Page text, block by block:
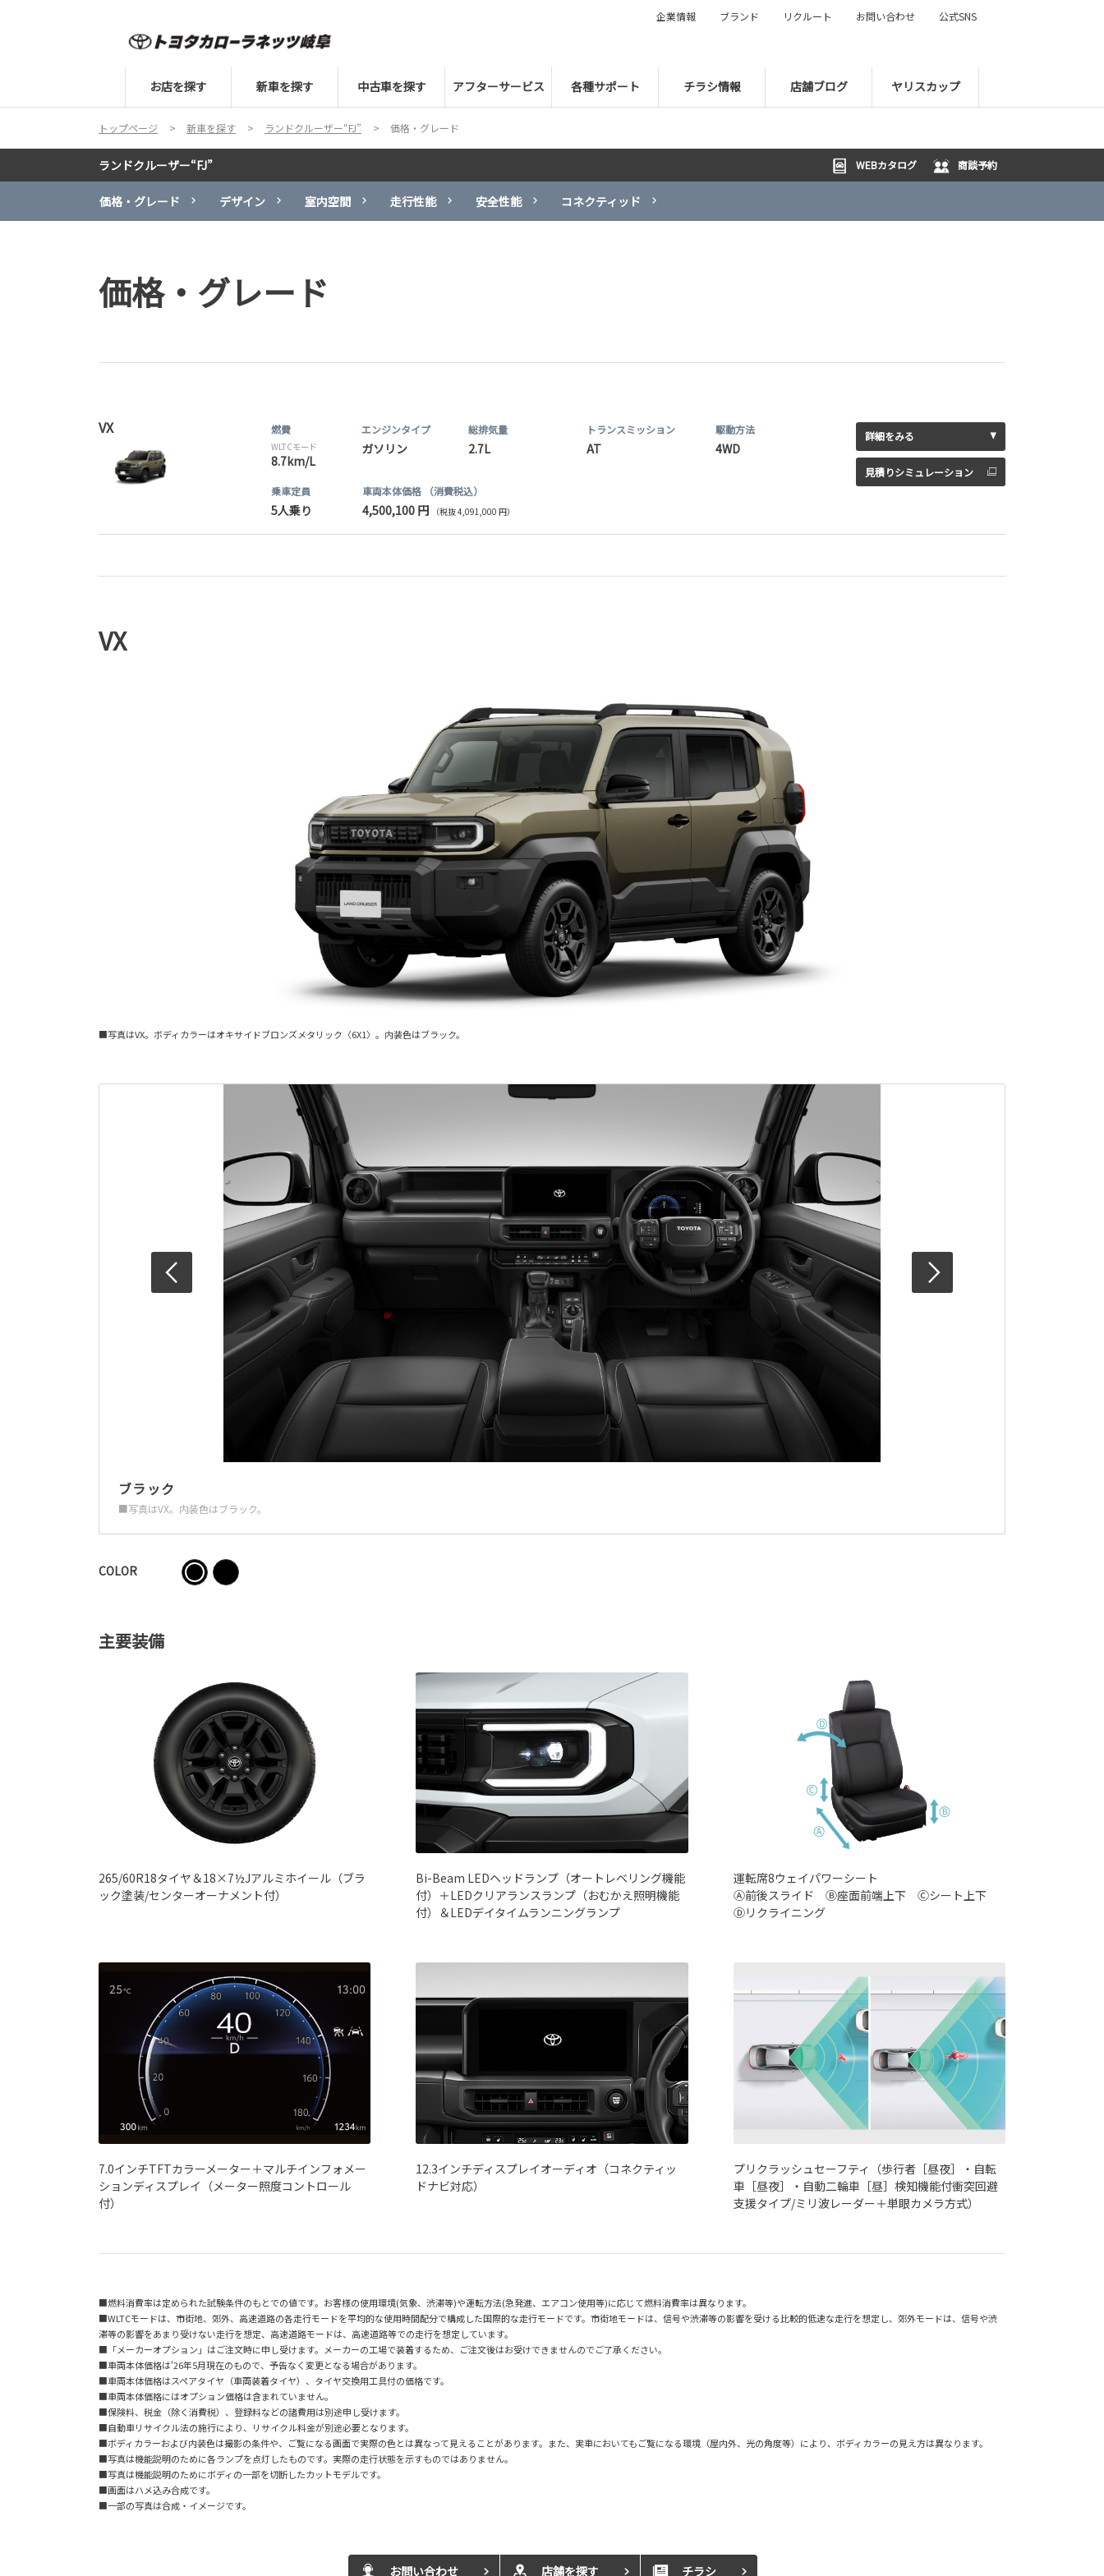
お店を探す 新車を探す 中古車を探す アフターサービス 各種サポート チラシ情報 店舗ブログ ヤリスカップ
企業情報 ブランド リクルート お問い合わせ 公式SNS
トップページ 新車を探す ランドクルーザー“FJ” 価格・グレード
ランドクルーザー“FJ” WEBカタログ 商談予約
価格・グレード デザイン 室内空間 走行性能 安全性能 コネクティッド
価格・グレード
VX 燃費
WLTCモード
8.7km/L
エンジンタイプ
ガソリン
総排気量
2.7L
トランスミッション
AT
駆動方法
4WD
乗車定員
5人乗り
車両本体価格 （消費税込）
4,500,100 円 （税抜 4,091,000 円）
詳細をみる
見積りシミュレーション
VX
■写真はVX。ボディカラーはオキサイドブロンズメタリック〈6X1〉。内装色はブラック。
ブラック
■写真はVX。内装色はブラック。
COLOR
主要装備
265/60R18タイヤ＆18×7½Jアルミホイール（ブラ
ック塗装/センターオーナメント付）
Bi-Beam LEDヘッドランプ（オートレベリング機能
付）＋LEDクリアランスランプ（おむかえ照明機能
付）＆LEDデイタイムランニングランプ
運転席8ウェイパワーシート
Ⓐ前後スライド Ⓑ座面前端上下 Ⓒシート上下
Ⓓリクライニング
7.0インチTFTカラーメーター＋マルチインフォメー
ションディスプレイ（メーター照度コントロール
付）
12.3インチディスプレイオーディオ（コネクティッ
ドナビ対応）
プリクラッシュセーフティ（歩行者［昼夜］・自転
車［昼夜］・自動二輪車［昼］検知機能付衝突回避
支援タイプ/ミリ波レーダー＋単眼カメラ方式）
■燃料消費率は定められた試験条件のもとでの値です。お客様の使用環境(気象、渋滞等)や運転方法(急発進、エアコン使用等)に応じて燃料消費率は異なります。
■WLTCモードは、市街地、郊外、高速道路の各走行モードを平均的な使用時間配分で構成した国際的な走行モードです。市街地モードは、信号や渋滞等の影響を受ける比較的低速な走行を想定し、郊外モードは、信号や渋
滞等の影響をあまり受けない走行を想定、高速道路モードは、高速道路等での走行を想定しています。
■「メーカーオプション」はご注文時に申し受けます。メーカーの工場で装着するため、ご注文後はお受けできませんのでご了承ください。
■車両本体価格は'26年5月現在のもので、予告なく変更となる場合があります。
■車両本体価格はスペアタイヤ（車両装着タイヤ）、タイヤ交換用工具付の価格です。
■車両本体価格にはオプション価格は含まれていません。
■保険料、税金（除く消費税）、登録料などの諸費用は別途申し受けます。
■自動車リサイクル法の施行により、リサイクル料金が別途必要となります。
■ボディカラーおよび内装色は撮影の条件や、ご覧になる画面で実際の色とは異なって見えることがあります。また、実車においてもご覧になる環境（屋内外、光の角度等）により、ボディカラーの見え方は異なります。
■写真は機能説明のために各ランプを点灯したものです。実際の走行状態を示すものではありません。
■写真は機能説明のためにボディの一部を切断したカットモデルです。
■画面はハメ込み合成です。
■一部の写真は合成・イメージです。
お問い合わせ 店舗を探す チラシ